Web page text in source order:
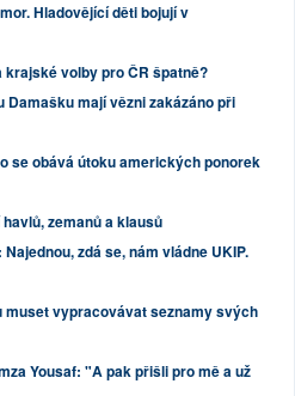
Hladovějící děti bojují v
krajské volby pro ČR špatně?
Damašku mají vězni zakázáno při
se obává útoku amerických ponorek
zemanů a klausů
zdá se, nám vládne UKIP.
muset vypracovávat seznamy svých
Yousaf: "A pak přišli pro mě a už